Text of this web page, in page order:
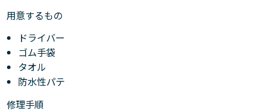
用意するもの
ドライバー
ゴム手袋
タオル
防水性パテ
修理手順